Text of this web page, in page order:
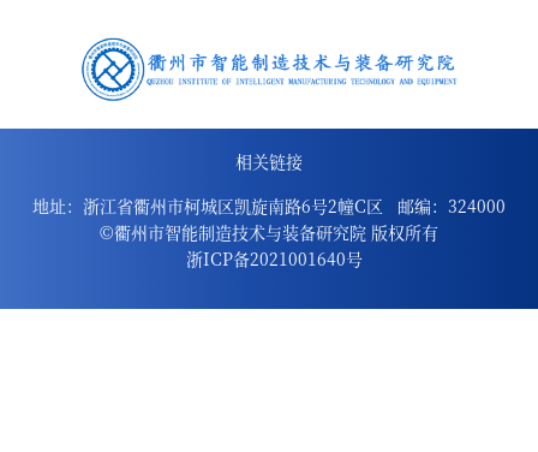
相关链接
地址：浙江省衢州市柯城区凯旋南路6号2幢C区
邮编：324000
©衢州市智能制造技术与装备研究院 版权所有
浙ICP备2021001640号